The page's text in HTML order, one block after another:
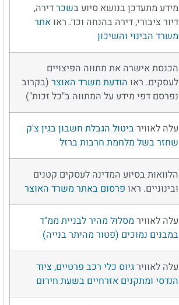
מידע מתעדכן בנושא סיוע בשכרדירה,
דיור ציבורי, דירה בהנחה וכו׳. ראואתר
משרד הבינוי והשיכון
הכנסת אישרה את מתווה הפיצויים
לעסקים. ראו הודעת משרד האוצר (בקרוב
נפרסם דפי מידע על המתווה ב"כל זכות")
עלה לאווירביטול הגבלת חשבון בגין צ'ק
שחזר בשל מלחמת חרבות ברזל
הלוואות בסיוע המדינה לעסקים קטנים
ובינוניים. ראו פרסום באתר משרד האוצר
עלה לאוויר מסלול מהיר לבניית ממ"ד
במבנים נמוכים (פטור מהיתר בנייה)
עלה לאווירגיוס כלי רכב פרטיים, ציוד
הנדסי ומתקנים אזרחיים בשעת חירום